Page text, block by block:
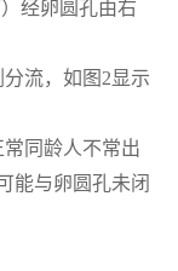
经卵圆孔由右
流，如图2显示
同龄人不常出
能与卵圆孔未闭